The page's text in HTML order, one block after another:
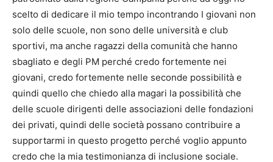
scelto di dedicare il mio tempo incontrando I giovani non
solo delle scuole, non sono delle università e club
sportivi, ma anche ragazzi della comunità che hanno
sbagliato e degli PM perché credo fortemente nei
giovani, credo fortemente nelle seconde possibilità e
quindi quello che chiedo alla magari la possibilità che
delle scuole dirigenti delle associazioni delle fondazioni
dei privati, quindi delle società possano contribuire a
supportarmi in questo progetto perché voglio appunto
credo che la mia testimonianza di inclusione sociale.